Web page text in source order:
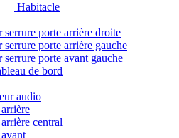
Habitacle
serrure porte arrière droite
porte arrière gauche
porte avant gauche
de bord
audio
central